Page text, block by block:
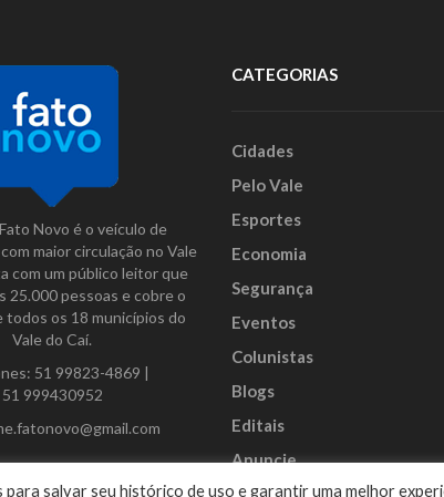
Novo é o veículo de
maior circulação no Vale
com um público leitor que
25.000 pessoas e cobre o
todos os 18 municípios do
Vale do Caí.
51 99823-4869 |
51 999430952
CATEGORIAS
Cidades
Pelo Vale
Esportes
Economia
Segurança
Eventos
Colunistas
Blogs
Editais
Anuncie
salvar seu histórico de uso e garantir uma melhor